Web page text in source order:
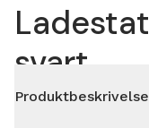
svart
Produktbeskrivelse